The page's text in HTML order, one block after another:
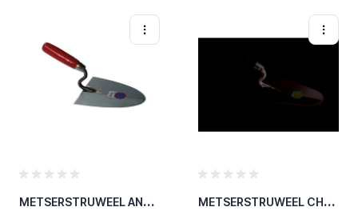
M
ETSERSTRUWEEL ANTWERPEN 180 X 150 X 1,2 MM(STANDAARD) (5 PER OVERDOOS) M
ETSERSTRUWEEL CHARLEROI 180 X 120 X 1,8 MM (5 PER OVERDOOS)